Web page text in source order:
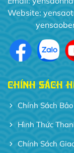
Website:
CHÍNH SÁCH
Chính Sách
Hình Thức
Chính Sách